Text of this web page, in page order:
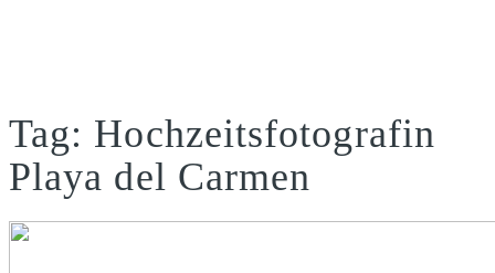
Tag: Hochzeitsfotografin
Playa del Carmen